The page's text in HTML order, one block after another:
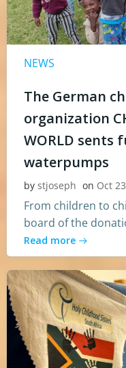
NEWS
The German
organization
WORLD sents
waterpumps
by stjoseph on Oct 23
From children to
board of the
Read more